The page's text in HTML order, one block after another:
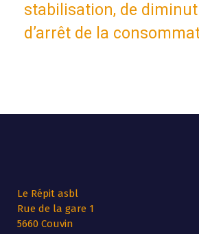
stabilisation, de
d’arrêt de la
Le Répit asbl
Rue de la gare 1
5660 Couvin